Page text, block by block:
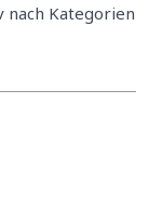
nach Kategorien